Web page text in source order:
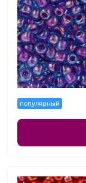
популярный